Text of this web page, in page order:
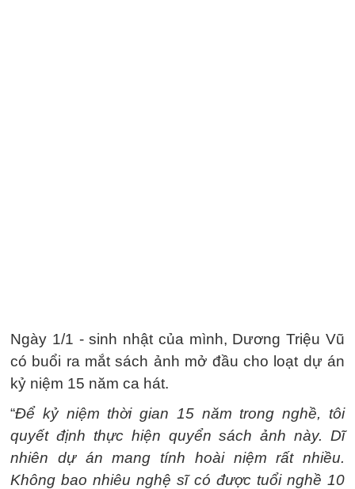
Ngày 1/1 - sinh nhật của mình, Dương Triệu Vũ
có buổi ra mắt sách ảnh mở đầu cho loạt dự án
kỷ niệm 15 năm ca hát.
“Để kỷ niệm thời gian 15 năm trong nghề, tôi
quyết định thực hiện quyển sách ảnh này. Dĩ
nhiên dự án mang tính hoài niệm rất nhiều.
Không bao nhiêu nghệ sĩ có được tuổi nghề 10